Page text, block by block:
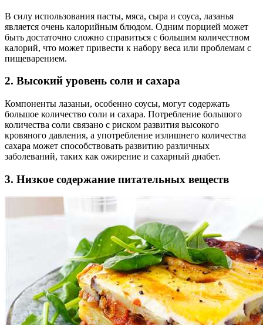
В силу использования пасты, мяса, сыра и соуса, лазанья
является очень калорийным блюдом. Одним порцией может
быть достаточно сложно справиться с большим количеством
калорий, что может привести к набору веса или проблемам с
пищеварением.
2. Высокий уровень соли и сахара
Компоненты лазаньи, особенно соусы, могут содержать
большое количество соли и сахара. Потребление большого
количества соли связано с риском развития высокого
кровяного давления, а употребление излишнего количества
сахара может способствовать развитию различных
заболеваний, таких как ожирение и сахарный диабет.
3. Низкое содержание питательных веществ